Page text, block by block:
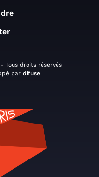
Tous droits réservés
par difuse